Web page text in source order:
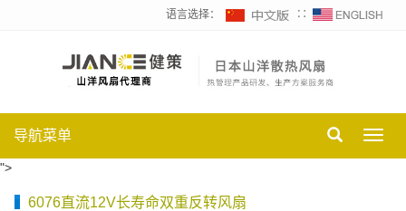
语言选择： ∷
导航菜单
">
6076直流12V长寿命双重反转风扇